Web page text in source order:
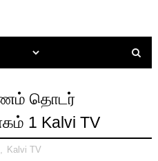
தொடர்
1 Kalvi TV
Kalvi TV